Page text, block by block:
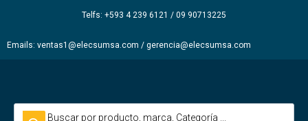
Telfs: +593 4 239 6121 / 09 90713225
Emails: ventas1@elecsumsa.com / gerencia@elecsumsa.com